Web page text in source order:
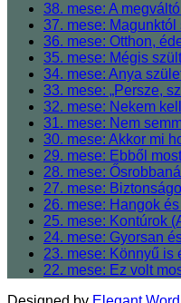
38. mese: A
37. mese: Magunktól
36. mese: Otthon,
35. mese: Mégis
34. mese: Anya
33. mese: „Persze,
32. mese: Nekem
31. mese: Nem
30. mese: Akkor mi
29. mese: Ebből
28. mese:
27. mese:
26. mese: Hangok
25. mese: Kontúrok
24. mese: Gyorsan
23. mese: Könnyű is
22. mese: Ez volt